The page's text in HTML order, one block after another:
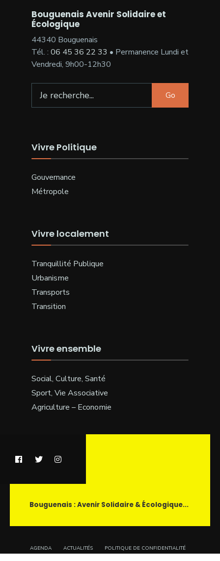
Bouguenais Avenir Solidaire et
Écologique
44340 Bouguenais
Tél. : 06 45 36 22 33 • Permanence Lundi et
Vendredi, 9h00-12h30
Go
Vivre Politique
Gouvernance
Métropole
Vivre localement
Tranquillité Publique
Urbanisme
Transports
Transition
Vivre ensemble
Social, Culture, Santé
Sport, Vie Associative
Agriculture – Economie
Bouguenais : Avenir Solidaire & Écologique...
AGENDA ACTUALITÉS POLITIQUE DE CONFIDENTIALITÉ